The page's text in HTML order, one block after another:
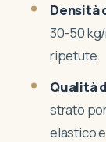
Densità
30-50
ripetute.
Qualità
strato
elastico